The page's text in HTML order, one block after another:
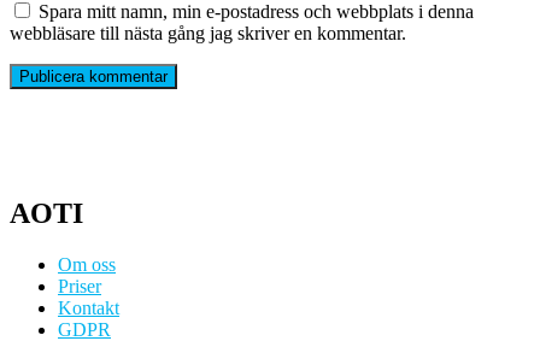
Spara mitt namn, min e-postadress och webbplats i denna
webbläsare till nästa gång jag skriver en kommentar.
AOTI
Om oss
Priser
Kontakt
GDPR